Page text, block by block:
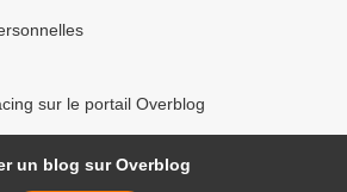
sur le portail Overblog
un blog sur Overblog